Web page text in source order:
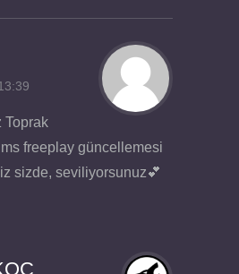
Toprak
freeplay güncellemesi
sizde, seviliyorsunuz💕